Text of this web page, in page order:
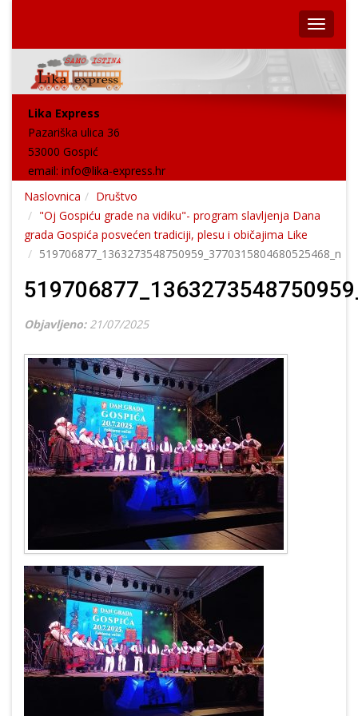
Lika Express
Pazariška ulica 36
53000 Gospić
email: info@lika-express.hr
Naslovnica
Društvo
"Oj Gospiću grade na vidiku"- program slavljenja Dana
grada Gospića posvećen tradiciji, plesu i običajima Like
519706877_1363273548750959_3770315804680525468_n
Objavljeno: 21/07/2025